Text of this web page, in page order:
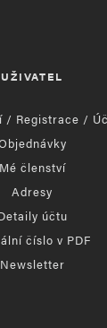
UŽIVATEL
/ Registrace /
Mé členství
Adresy
účtu
číslo v PDF
Newsletter